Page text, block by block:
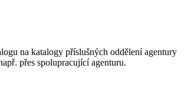
na katalogy příslušných oddělení agentury
přes spolupracující agenturu.